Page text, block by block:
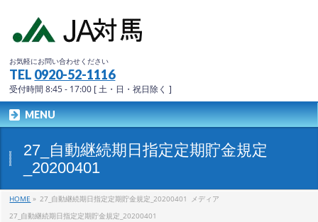
お気軽にお問い合わせください
TEL 0920-52-1116
受付時間 8:45 - 17:00 [ 土・日・祝日除く ]
MENU
27_自動継続期日指定定期貯金規定
_20200401
HOME » 27_自動継続期日指定定期貯金規定_20200401
メディア
27_自動継続期日指定定期貯金規定_20200401